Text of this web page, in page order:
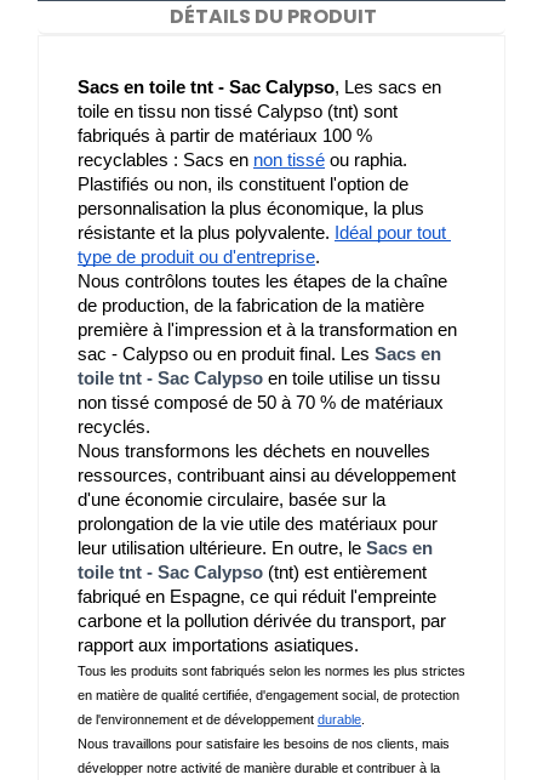
DÉTAILS DU PRODUIT
Sacs en toile tnt - Sac Calypso, Les sacs en
toile en tissu non tissé Calypso (tnt) sont
fabriqués à partir de matériaux 100 %
recyclables : Sacs en non tissé ou raphia.
Plastifiés ou non, ils constituent l'option de
personnalisation la plus économique, la plus
résistante et la plus polyvalente. Idéal pour tout
type de produit ou d'entreprise.
Nous contrôlons toutes les étapes de la chaîne
de production, de la fabrication de la matière
première à l'impression et à la transformation en
sac - Calypso ou en produit final. Les Sacs en
toile tnt - Sac Calypso en toile utilise un tissu
non tissé composé de 50 à 70 % de matériaux
recyclés.
Nous transformons les déchets en nouvelles
ressources, contribuant ainsi au développement
d'une économie circulaire, basée sur la
prolongation de la vie utile des matériaux pour
leur utilisation ultérieure. En outre, le Sacs en
toile tnt - Sac Calypso (tnt) est entièrement
fabriqué en Espagne, ce qui réduit l'empreinte
carbone et la pollution dérivée du transport, par
rapport aux importations asiatiques.
Tous les produits sont fabriqués selon les normes les plus strictes
en matière de qualité certifiée, d'engagement social, de protection
de l'environnement et de développement durable
Nous travaillons pour satisfaire les besoins de nos clients, mais
développer notre activité de manière durable et contribuer à la